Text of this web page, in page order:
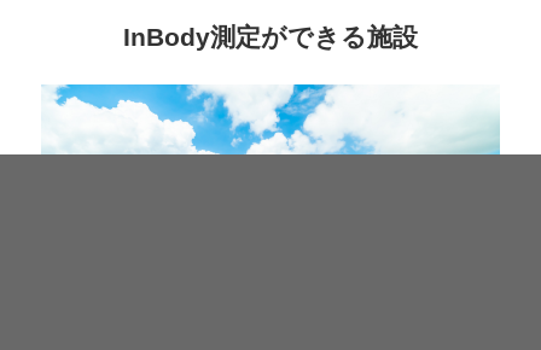
InBody測定ができる施設